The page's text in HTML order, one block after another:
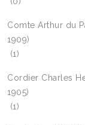
Comte Arthur du
1909)
(1)
Cordier Charles
1905)
(1)